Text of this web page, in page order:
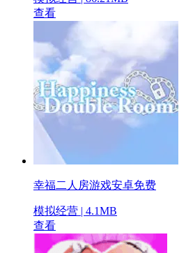
查看
幸福二人房游戏安卓免费
模拟经营 | 4.1MB
查看